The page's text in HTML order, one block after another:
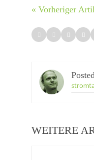
« Vorheriger
WEITERE